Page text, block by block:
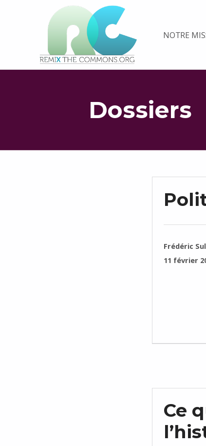
PLATEFORME MULTIMÉDIA OUVERTE ET COLLABORATIVE SUR LES COMMUNS NOTRE
Dossiers
RÉDIGÉ PAR :
Frédéric
PUBLIÉ SUR :
11 février
Ce